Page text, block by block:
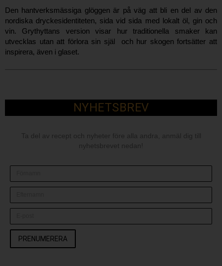
Den hantverksmässiga glöggen är på väg att bli en del av den
nordiska dryckesidentiteten, sida vid sida med lokalt öl, gin och
vin. Grythyttans version visar hur traditionella smaker kan
utvecklas utan att förlora sin själ och hur skogen fortsätter att
inspirera, även i glaset.
NYHETSBREV
Ta del av recept och nyheter före alla andra, anmäl dig till
nyhetsbrevet nedan!
PRENUMERERA